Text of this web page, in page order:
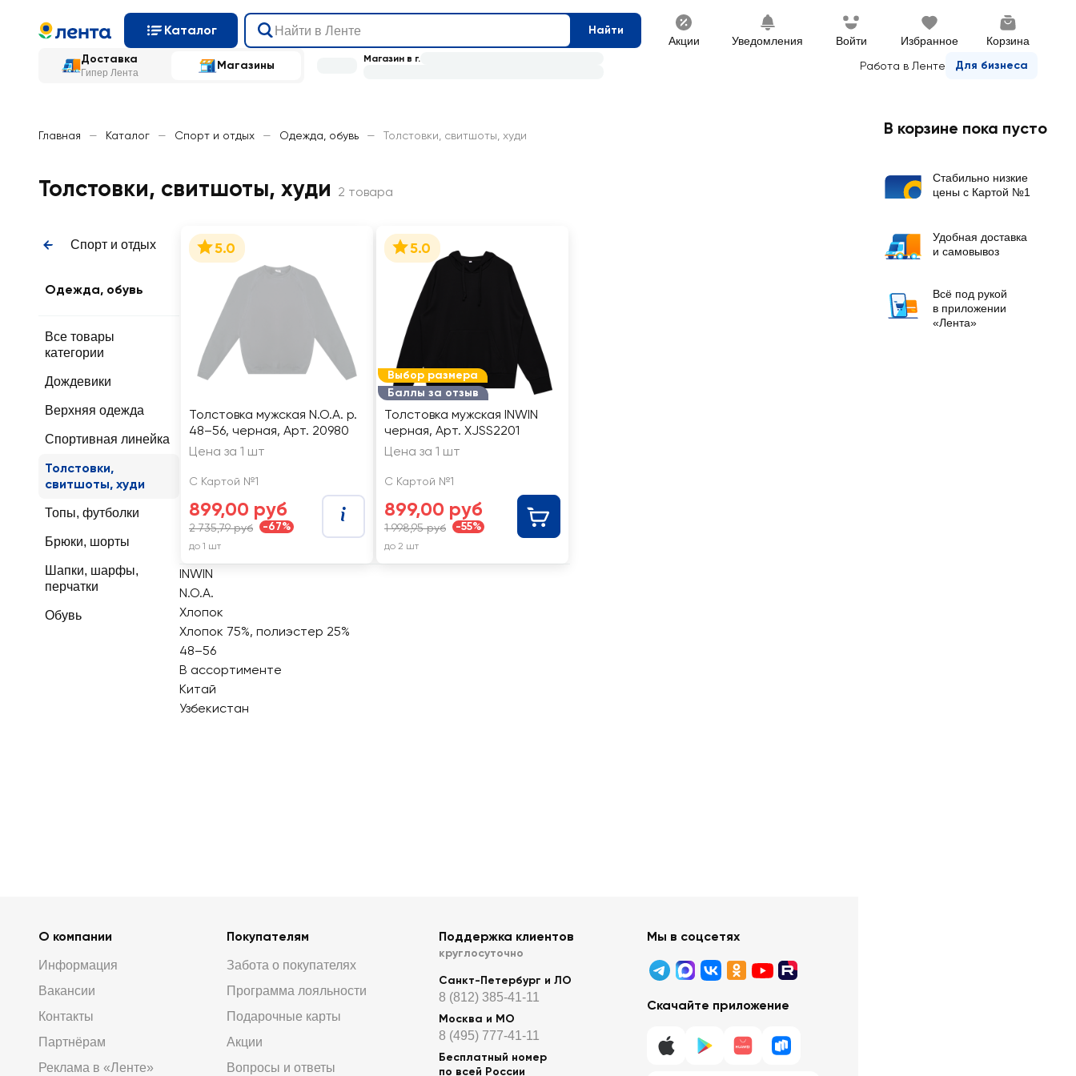
Каталог Найти
Акции Уведомления Войти Избранное Корзина
Доставка
Гипер Лента
Магазины Работа в Ленте Для бизнеса
Магазин в г.
Главная — Каталог — Спорт и отдых — Одежда, обувь — Толстовки, свитшоты, худи
Толстовки, свитшоты, худи 2 товара
Спорт и отдых
Одежда, обувь
Все товары
категории
Дождевики
Верхняя одежда
Спортивная линейка
Толстовки,
свитшоты, худи
Топы, футболки
Брюки, шорты
Шапки, шарфы,
перчатки
Обувь
5.0
Толстовка мужская N.O.A. р.
48–56, черная, Арт. 20980
Цена за 1 шт
С Картой №1
899,00 руб
2 735,79 руб -67%
до 1 шт
Выбор размера
Баллы за отзыв
5.0
Толстовка мужская INWIN
черная, Арт. XJSS2201
Цена за 1 шт
С Картой №1
899,00 руб
1 998,95 руб -55%
до 2 шт
INWIN
N.O.A.
Хлопок
Хлопок 75%, полиэстер 25%
48–56
В ассортименте
Китай
Узбекистан
О компании
Информация
Вакансии
Контакты
Партнёрам
Реклама в «Ленте»
Покупателям
Забота о покупателях
Программа лояльности
Подарочные карты
Акции
Вопросы и ответы
Поддержка клиентов
круглосуточно
Санкт-Петербург и ЛО
8 (812) 385-41-11
Москва и МО
8 (495) 777-41-11
Бесплатный номер
по всей России
Мы в соцсетях
Скачайте приложение
В корзине пока пусто
Стабильно низкие
цены с Картой №1
Удобная доставка
и самовывоз
Всё под рукой
в приложении
«Лента»